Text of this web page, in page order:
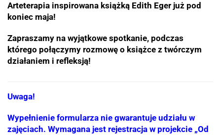
Arteterapia inspirowana książką Edith Eger już pod
koniec maja!
Zapraszamy na wyjątkowe spotkanie, podczas
którego połączymy rozmowę o książce z twórczym
działaniem i refleksją!
Uwaga!
Wypełnienie formularza nie gwarantuje udziału w
zajęciach. Wymagana jest rejestracja w projekcie „Od